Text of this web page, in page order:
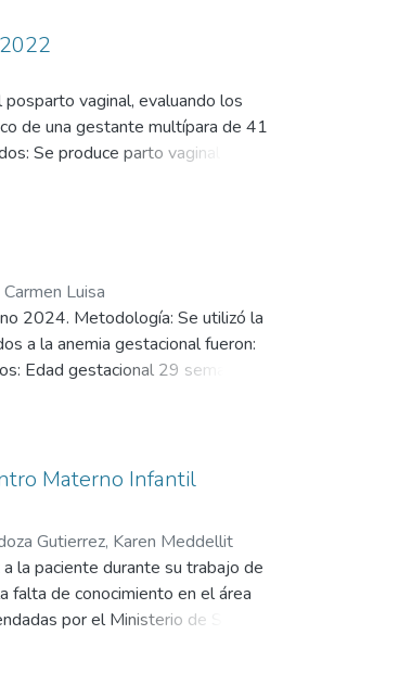
Shock Multifocal,
(UCI) en mal estado general,
amniótico por informe
se determina deceso de
vaginal, evaluando los
de una gestante multípara de 41
Se produce parto vaginal con
Apgar 8 al minuto y 9 a
para estabilizar la
clínico adecuado, son
conservador no es efectivo para
Luisa
2024. Metodología: Se utilizó la
a la anemia gestacional fueron:
Edad gestacional 29 semanas,
del Centro de Salud
Materno Infantil
Gutierrez, Karen Meddellit
la paciente durante su trabajo de
falta de conocimiento en el área
por el Ministerio de Salud.
que han demostrado